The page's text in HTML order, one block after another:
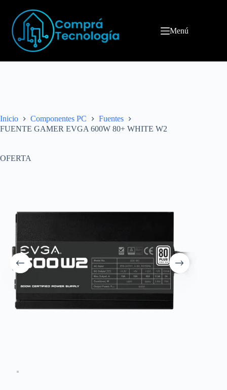
Menú
Inicio Componentes PC
Fuentes
FUENTE GAMER EVGA 600W 80+ WHITE W2
OFERTA